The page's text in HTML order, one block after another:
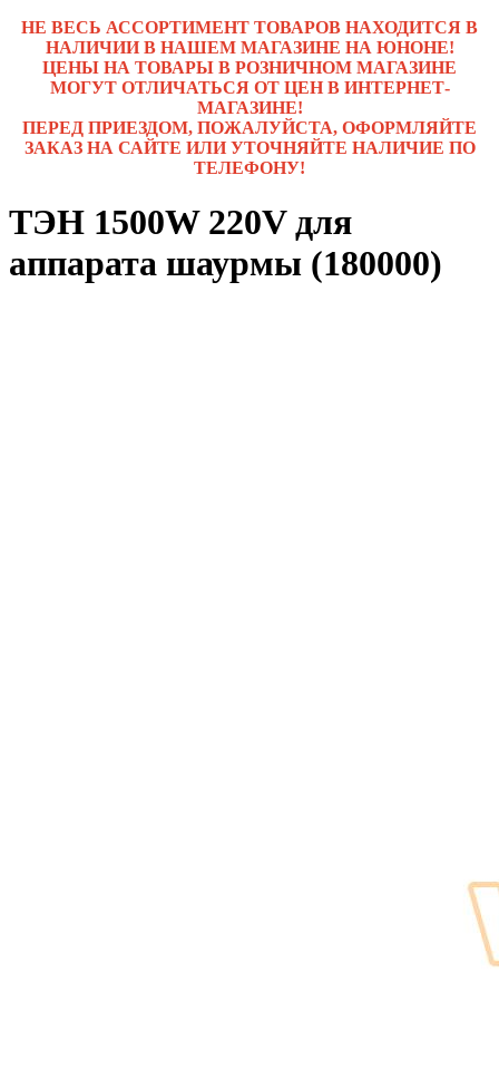
НЕ ВЕСЬ АССОРТИМЕНТ ТОВАРОВ НАХОДИТСЯ В
НАЛИЧИИ В НАШЕМ МАГАЗИНЕ НА ЮНОНЕ!
ЦЕНЫ НА ТОВАРЫ В РОЗНИЧНОМ МАГАЗИНЕ
МОГУТ ОТЛИЧАТЬСЯ ОТ ЦЕН В ИНТЕРНЕТ-
МАГАЗИНЕ!
ПЕРЕД ПРИЕЗДОМ, ПОЖАЛУЙСТА, ОФОРМЛЯЙТЕ
ЗАКАЗ НА САЙТЕ ИЛИ УТОЧНЯЙТЕ НАЛИЧИЕ ПО
ТЕЛЕФОНУ!
ТЭН 1500W 220V для
аппарата шаурмы (180000)